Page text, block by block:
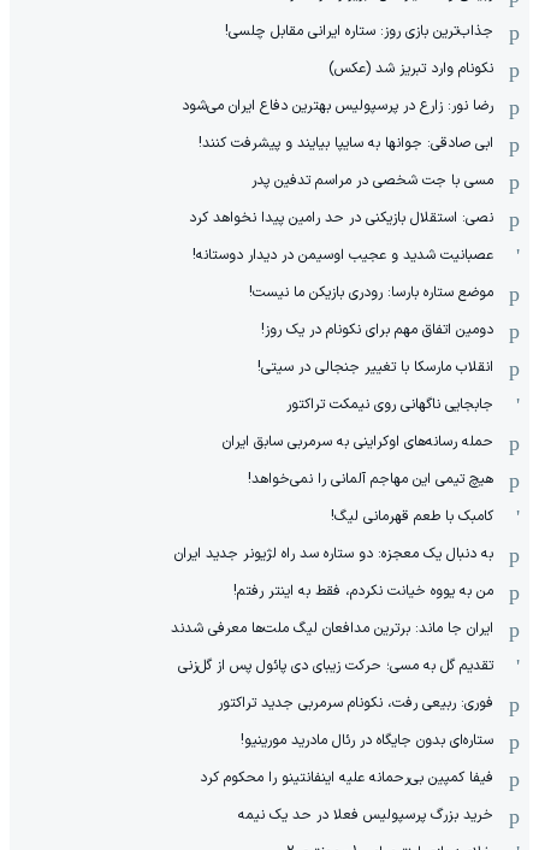
جذاب‌ترین بازی روز: ستاره ایرانی مقابل چلسی!
نکونام وارد تبریز شد (عکس)
رضا نور: زارع در پرسپولیس بهترین دفاع ایران می‌شود
ابی صادقی: جوانها به سایپا بیایند و پیشرفت کنند!
مسی با جت شخصی در مراسم تدفین پدر
نصی: استقلال بازیکنی در حد رامین پیدا نخواهد کرد
عصبانیت شدید و عجیب اوسیمن در دیدار دوستانه!
موضع ستاره بارسا: رودری بازیکن ما نیست!
دومین اتفاق مهم برای نکونام در یک روز!
انقلاب مارسکا با تغییر جنجالی در سیتی!
جابجایی ناگهانی روی نیمکت تراکتور
حمله رسانه‌های اوکراینی به سرمربی سابق ایران
هیچ‌ تیمی این مهاجم آلمانی را نمی‌خواهد!
کامبک با طعم قهرمانی لیگ!
به دنبال یک معجزه: دو ستاره سد راه لژیونر جدید ایران
من به یووه خیانت نکردم، فقط به اینتر رفتم!
ایران جا ماند: برترین مدافعان لیگ ملت‌ها معرفی شدند
تقدیم گل به مسی؛ حرکت زیبای دی پائول پس از گل‌زنی
فوری: ربیعی رفت، نکونام سرمربی جدید تراکتور
ستاره‌ای بدون جایگاه در رئال مادرید مورینیو!
فیفا کمپین بی‌رحمانه علیه اینفانتینو را محکوم کرد
خرید بزرگ پرسپولیس فعلا در حد یک نیمه